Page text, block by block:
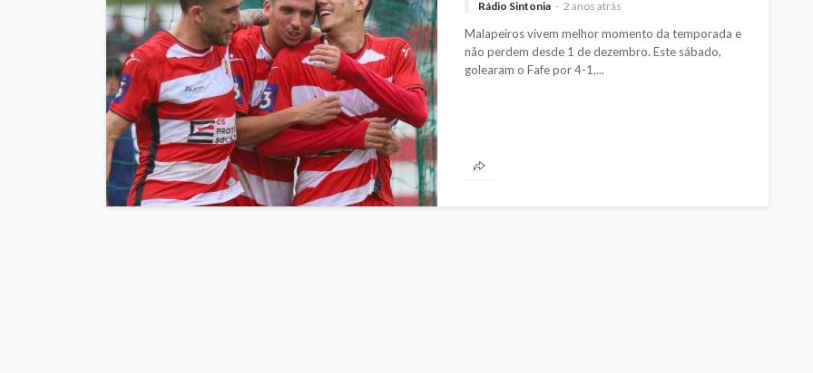
Rádio Sintonia 2 anos atrás
Malapeiros vivem melhor momento da temporada e
não perdem desde 1 de dezembro. Este sábado,
golearam o Fafe por 4-1,...
Abner González foi o
“Reconheci que esta